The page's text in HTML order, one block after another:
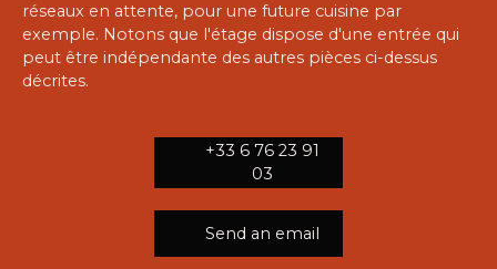
réseaux en attente, pour une future cuisine par
exemple. Notons que l'étage dispose d'une entrée qui
peut être indépendante des autres pièces ci-dessus
décrites.
+33 6 76 23 91
03
Send an email